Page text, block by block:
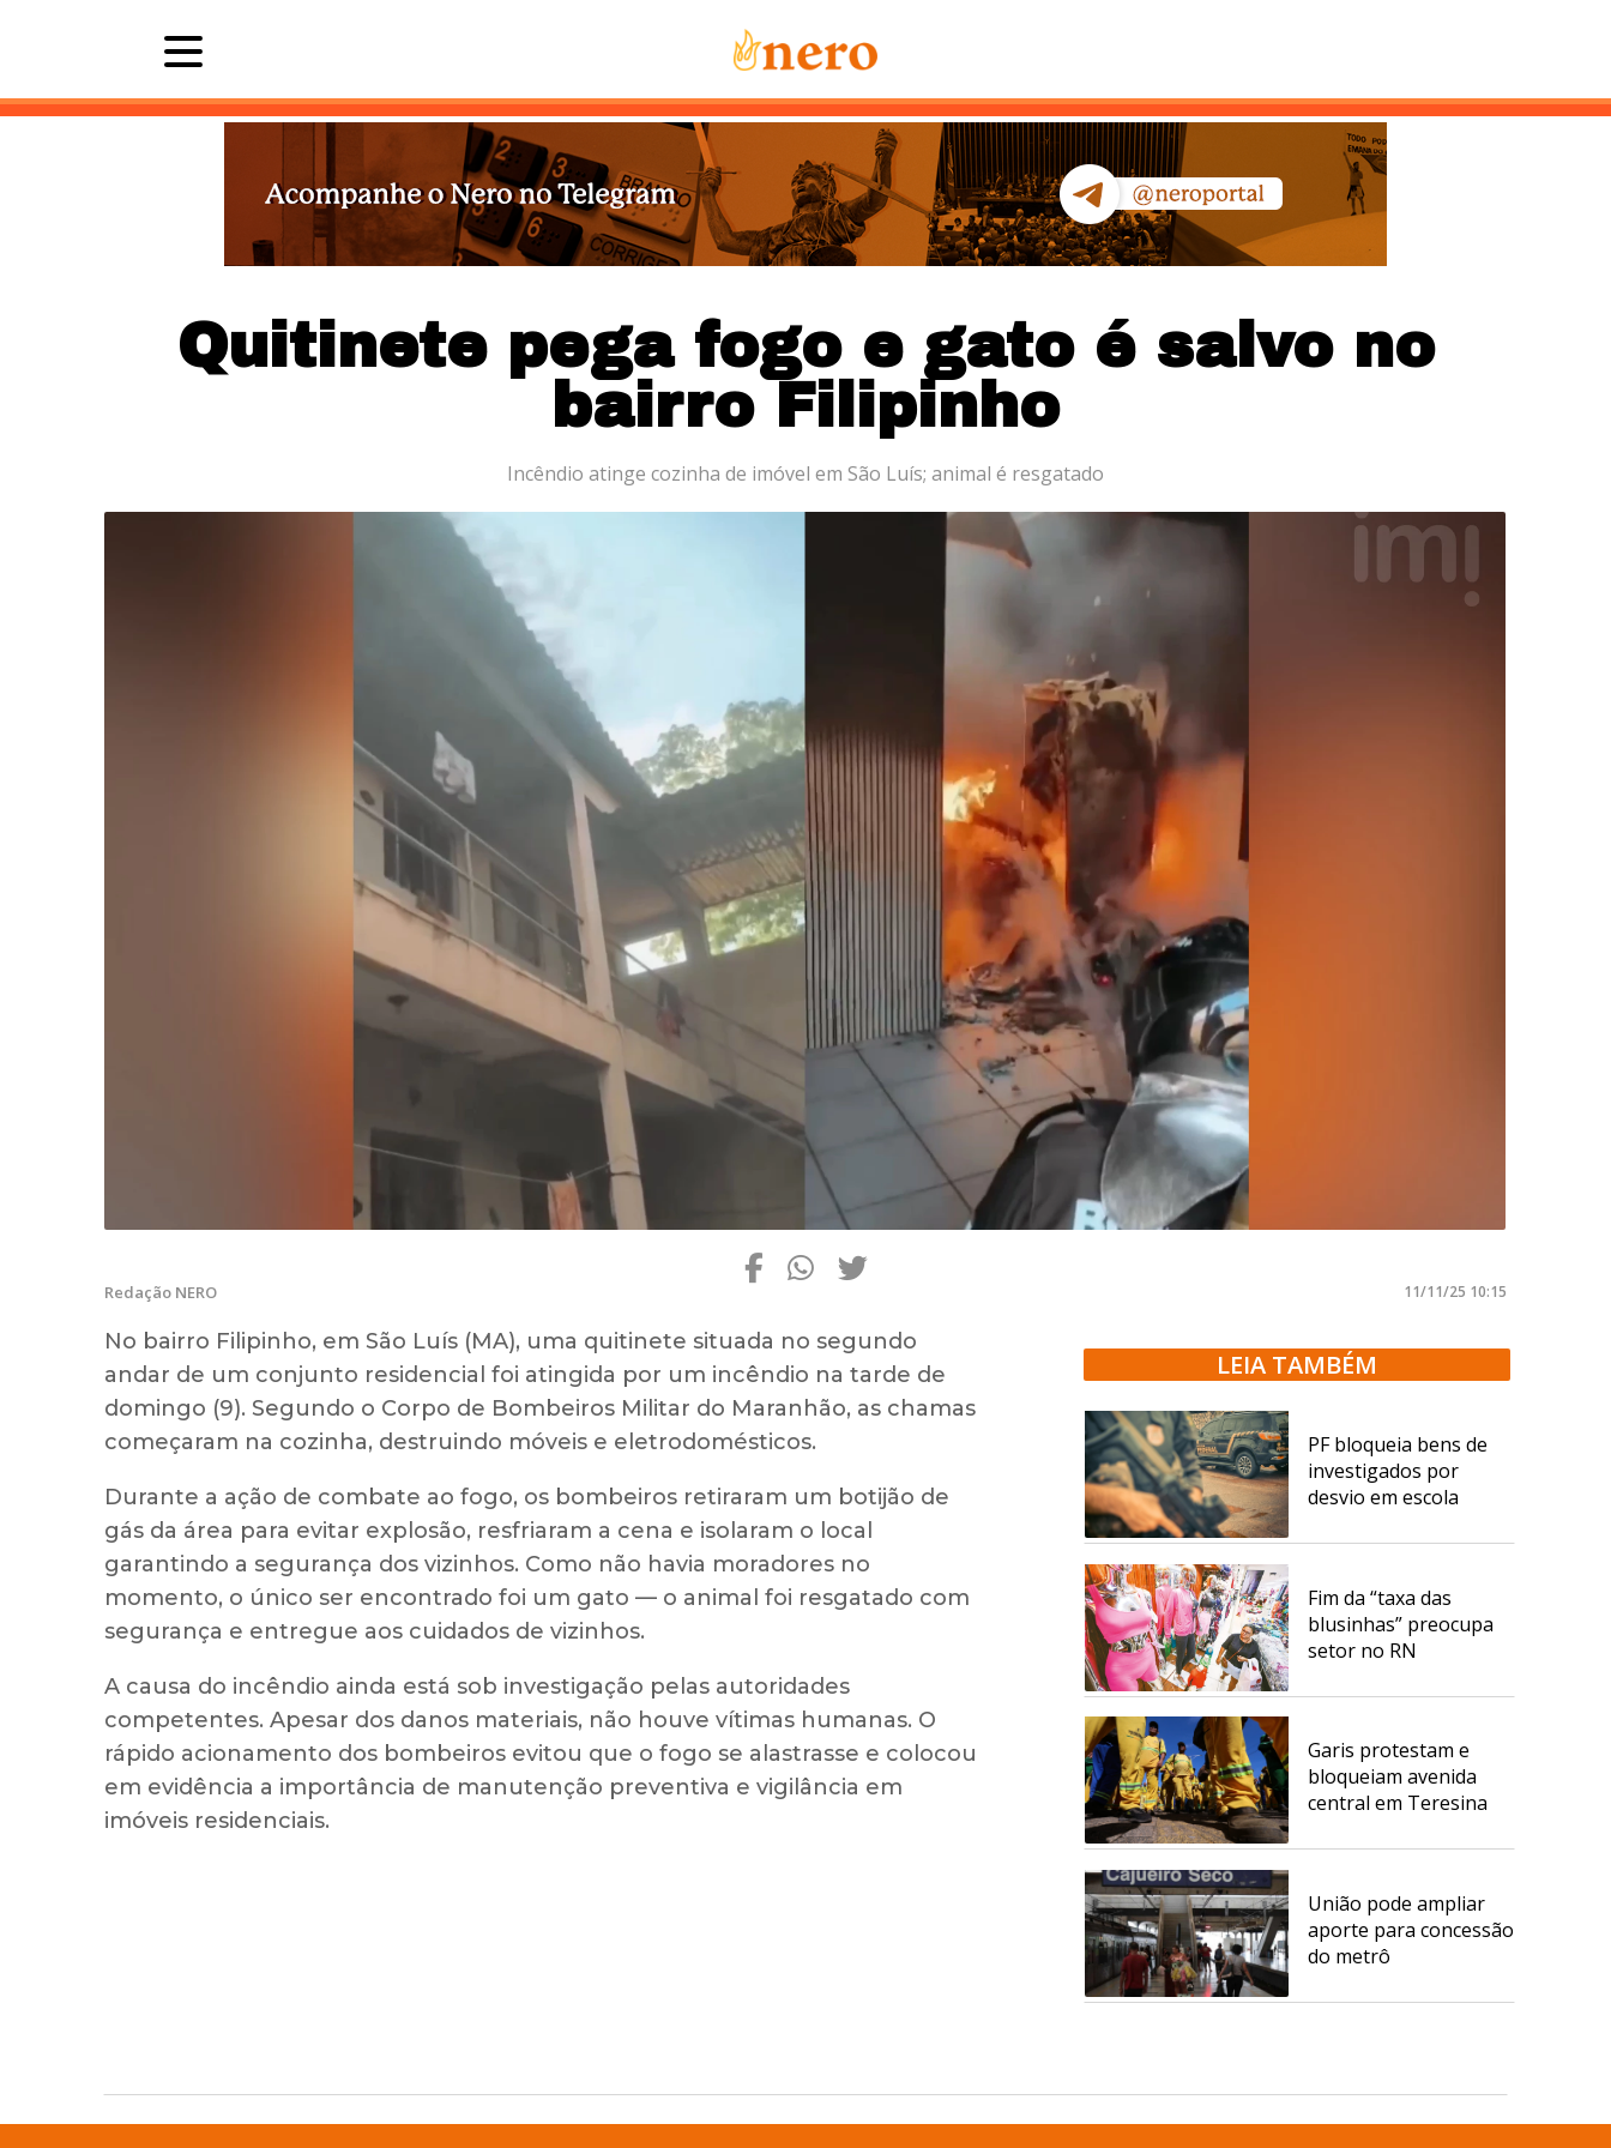
Mais Lidas Sobre Nós
Quitinete pega fogo e gato é salvo no
bairro Filipinho
Incêndio atinge cozinha de imóvel em São Luís; animal é resgatado
Redação NERO 11/11/25 10:15
No bairro Filipinho, em São Luís (MA), uma quitinete situada no segundo
andar de um conjunto residencial foi atingida por um incêndio na tarde de
domingo (9). Segundo o Corpo de Bombeiros Militar do Maranhão, as chamas
começaram na cozinha, destruindo móveis e eletrodomésticos.
Durante a ação de combate ao fogo, os bombeiros retiraram um botijão de
gás da área para evitar explosão, resfriaram a cena e isolaram o local
garantindo a segurança dos vizinhos. Como não havia moradores no
momento, o único ser encontrado foi um gato — o animal foi resgatado com
segurança e entregue aos cuidados de vizinhos.
A causa do incêndio ainda está sob investigação pelas autoridades
competentes. Apesar dos danos materiais, não houve vítimas humanas. O
rápido acionamento dos bombeiros evitou que o fogo se alastrasse e colocou
em evidência a importância de manutenção preventiva e vigilância em
imóveis residenciais.
LEIA TAMBÉM
PF bloqueia bens de
investigados por
desvio em escola
Fim da “taxa das
blusinhas” preocupa
setor no RN
Garis protestam e
bloqueiam avenida
central em Teresina
União pode ampliar
aporte para concessão
do metrô